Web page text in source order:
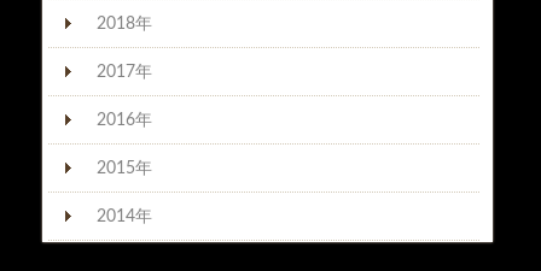
2018年
2017年
2016年
2015年
2014年